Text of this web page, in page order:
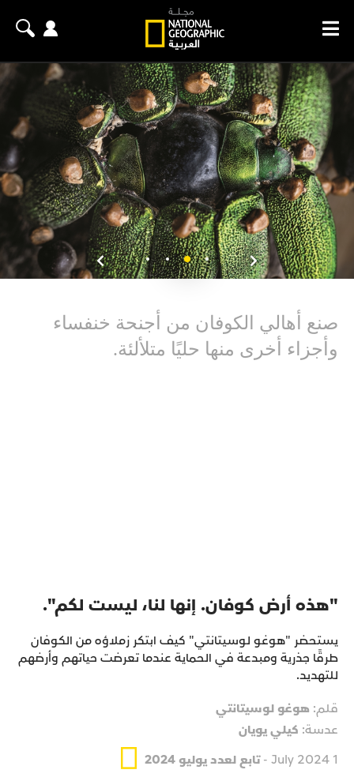
صنع أهالي الكوفان من أجنحة خنفساء
وأجزاء أخرى منها حليًا متلألئة.
"هذه أرض كوفان. إنها لنا، ليست لكم".
يستحضر "هوغو لوسيتانتي" كيف ابتكر زملاؤه من الكوفان
طرقًا جذرية ومبدعة في الحماية عندما تعرضت حياتهم وأرضهم
للتهديد.
قلم: هوغو لوسيتانتي
عدسة: كيلي يويان
1 July 2024 -
تابع لعدد يوليو 2024